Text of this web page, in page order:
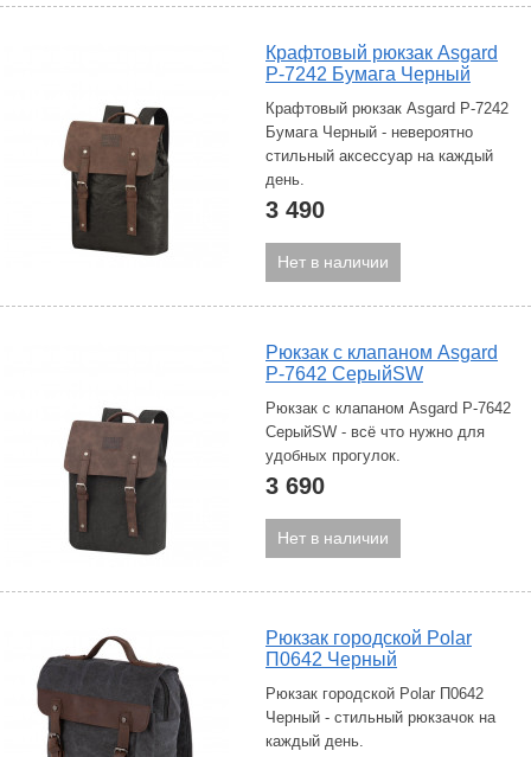
Крафтовый рюкзак Asgard
Р-7242 Бумага Черный
Крафтовый рюкзак Asgard Р-7242
Бумага Черный - невероятно
стильный аксессуар на каждый
день.
3 490
Нет в наличии
Рюкзак с клапаном Asgard
Р-7642 СерыйSW
Рюкзак с клапаном Asgard Р-7642
СерыйSW - всё что нужно для
удобных прогулок.
3 690
Нет в наличии
Рюкзак городской Polar
П0642 Черный
Рюкзак городской Polar П0642
Черный - стильный рюкзачок на
каждый день.